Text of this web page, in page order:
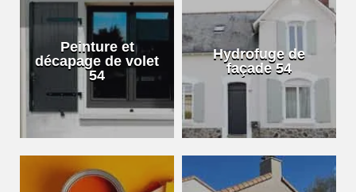
Peinture et
décapage de volet
54
Hydrofuge de
façade 54